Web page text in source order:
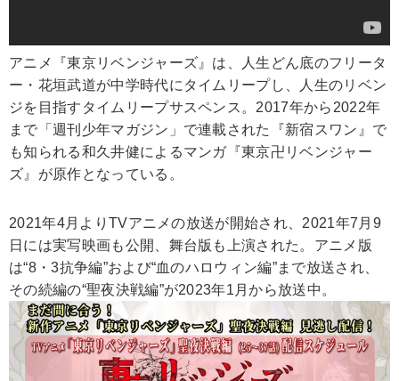
アニメ『東京リベンジャーズ』は、人生どん底のフリータ
ー・花垣武道が中学時代にタイムリープし、人生のリベン
ジを目指すタイムリープサスペンス。2017年から2022年
まで「週刊少年マガジン」で連載された『新宿スワン』で
も知られる和久井健によるマンガ『東京卍リベンジャー
ズ』が原作となっている。
2021年4月よりTVアニメの放送が開始され、2021年7月9
日には実写映画も公開、舞台版も上演された。アニメ版
は“8・3抗争編”および“血のハロウィン編”まで放送され、
その続編の“聖夜決戦編”が2023年1月から放送中。